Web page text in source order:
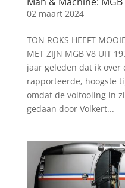
02 maart 2024
TON ROKS HEEFT
MET ZIJN MGB V8 UIT
jaar geleden dat ik over
rapporteerde, hoogste
omdat de voltooiing in
gedaan door Volkert...